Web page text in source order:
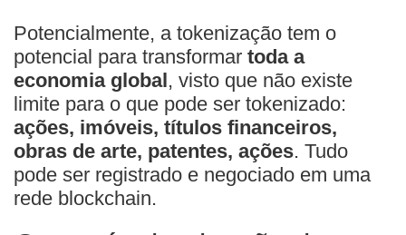
Potencialmente, a tokenização tem o
potencial para transformar toda a
economia global , visto que não existe
limite para o que pode ser tokenizado:
ações, imóveis, títulos financeiros,
obras de arte, patentes, ações. Tudo
pode ser registrado e negociado em uma
rede blockchain.